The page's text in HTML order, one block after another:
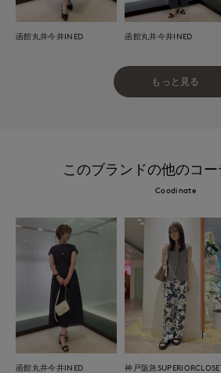
函館丸井今井INED 函館丸井今井INED
もっと見る
このブランドの他のコー
Coodinate
函館丸井今井INED 神戸阪急